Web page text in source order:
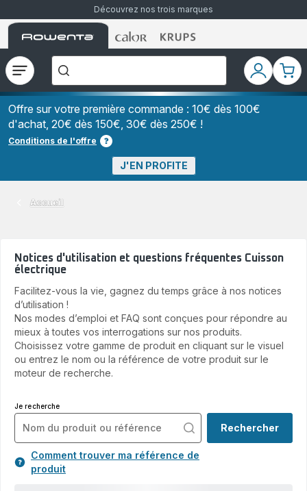
Découvrez nos trois marques
Accueil
Rowenta
Accueil
Rowenta
Accueil
Rowenta
Ouvrir
le
menu
recherchez-
vous
?","Aspirateurs
à
Grains","Centrales
Vapeurs","Sèche
Cheveux"]
Mon
compte
Mon
Offre sur votre première commande : 10€ dès 100€
d'achat, 20€ dès 150€, 30€ dès 250€ !
Conditions de l'offre
J'EN PROFITE
Accueil
Notices d'utilisation et questions fréquentes Cuisson
électrique
Facilitez-vous la vie, gagnez du temps grâce à nos notices
d’utilisation !
Nos modes d’emploi et FAQ sont conçues pour répondre au
mieux à toutes vos interrogations sur nos produits.
Choisissez votre gamme de produit en cliquant sur le visuel
ou entrez le nom ou la référence de votre produit sur le
moteur de recherche.
Je recherche
Comment trouver ma référence de
produit
Rechercher